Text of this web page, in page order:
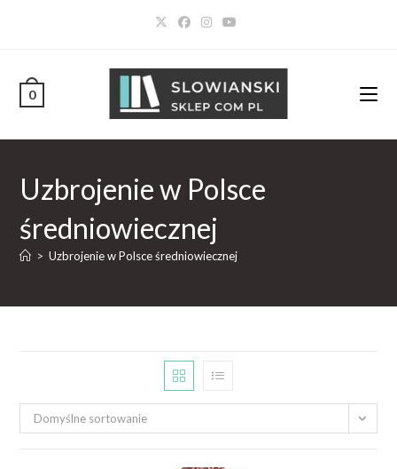
0
Uzbrojenie w Polsce
średniowiecznej
> Uzbrojenie w Polsce średniowiecznej
Domyślne sortowanie